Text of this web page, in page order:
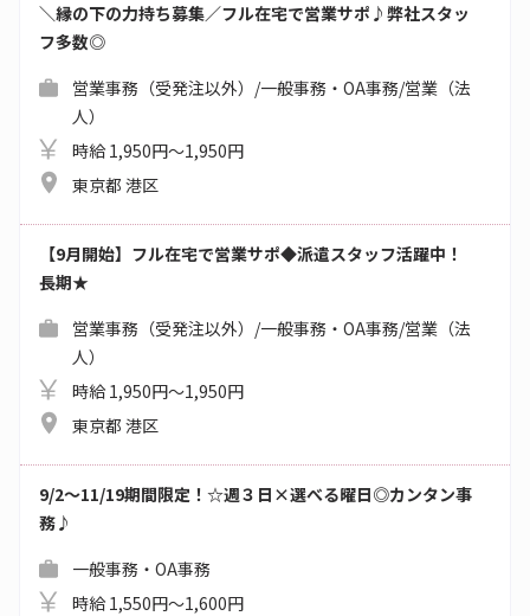
＼縁の下の力持ち募集／フル在宅で営業サポ♪弊社スタッ
フ多数◎
営業事務（受発注以外）/一般事務・OA事務/営業（法
人）
時給 1,950円～1,950円
東京都 港区
【9月開始】フル在宅で営業サポ◆派遣スタッフ活躍中！
長期★
営業事務（受発注以外）/一般事務・OA事務/営業（法
人）
時給 1,950円～1,950円
東京都 港区
9/2～11/19期間限定！☆週３日×選べる曜日◎カンタン事
務♪
一般事務・OA事務
時給 1,550円～1,600円